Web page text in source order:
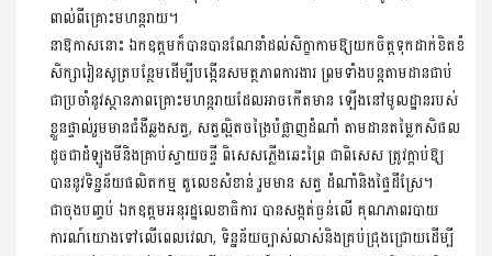
ពាល់ពីគ្រោះមហន្តរាយ។
នាឱកាសនោះ ឯកឧត្តមក៏បានបានណែនាំដល់សិក្ខាកាមឱ្យយកចិត្តទុកដាក់ខិតខំ
សិក្សារៀនសូត្របន្ថែមដើម្បីបង្កើនសមត្ថភាពការងារ ព្រមទាំងបន្តតាមដានជាប់
ជាប្រចាំនូវស្ថានភាពគ្រោះមហន្តរាយដែលអាចកើតមាន ឡើងនៅមូលដ្ឋានរបស់
ខ្លួនផ្ទាល់រួមមានជំងឺឆ្លងសត្វ, សត្វល្អិតចង្រៃបំផ្លាញដំណាំ តាមដានតម្លៃកសិផល
ដូចជាដំឡូងមីនិងគ្រាប់ស្វាយចន្ទី ពិសេសភ្លើងឆេះព្រៃ ជាពិសេស ត្រូវក្តាប់ឱ្យ
បាននូវទិន្នន័យផលិតកម្ម តួលេខសំខាន់ រួមមាន សត្វ ដំណាំនិងផ្ទៃដីស្រែ។
ជាចុងបញ្ចប់ ឯកឧត្តមអនុរដ្ឋលេខាធិការ បានសង្កត់ធ្ងន់លើ គុណភាពរបាយ
ការណ៍យោងទៅលើពេលវេលា, ទិន្នន័យច្បាស់លាស់និងគ្រប់ជ្រុងជ្រោយដើម្បី